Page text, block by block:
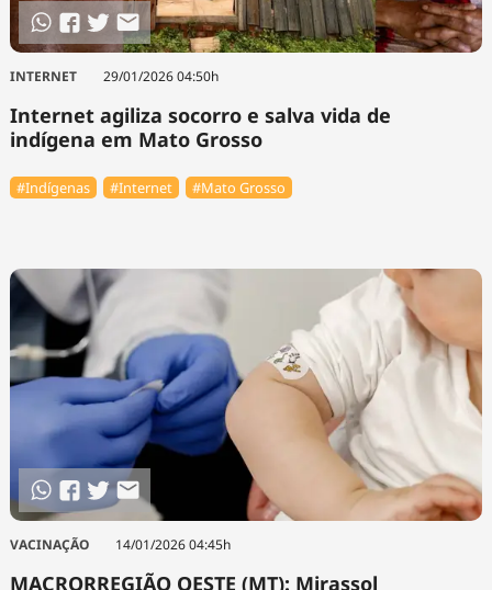
INTERNET 29/01/2026 04:50h
Internet agiliza socorro e salva vida de
indígena em Mato Grosso
#Indígenas #Internet #Mato Grosso
VACINAÇÃO 14/01/2026 04:45h
MACRORREGIÃO OESTE (MT): Mirassol